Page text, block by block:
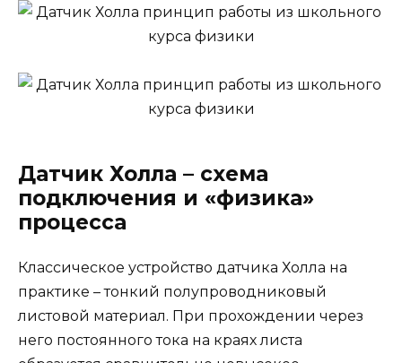
Датчик Холла – схема
подключения и «физика»
процесса
Классическое устройство датчика Холла на
практике – тонкий полупроводниковый
листовой материал. При прохождении через
него постоянного тока на краях листа